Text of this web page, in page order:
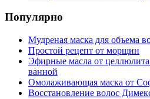
Популярно
Мудреная маска для объема
Простой рецепт от морщин
Эфирные масла от
ванной
Омолаживающая маска от
Восстановление волос